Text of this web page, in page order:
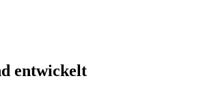
entwickelt